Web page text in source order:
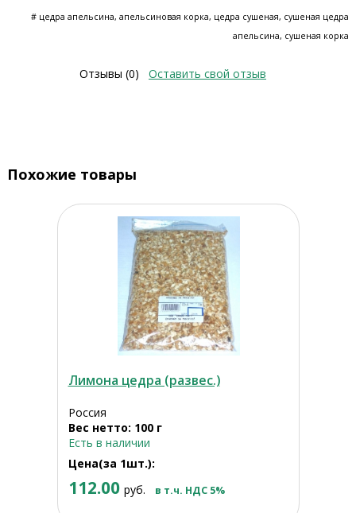
# цедра апельсина, апельсиновая корка, цедра сушеная, сушеная цедра
апельсина, сушеная корка
Отзывы (0) Оставить свой отзыв
Похожие товары
Лимона цедра (развес.)
Россия
Вес нетто: 100 г
Есть в наличии
Цена(за 1шт.):
112.00 руб. в т.ч. НДС 5%